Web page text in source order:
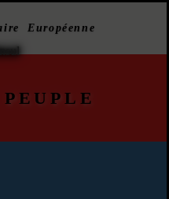
Européenne
PEUPLE